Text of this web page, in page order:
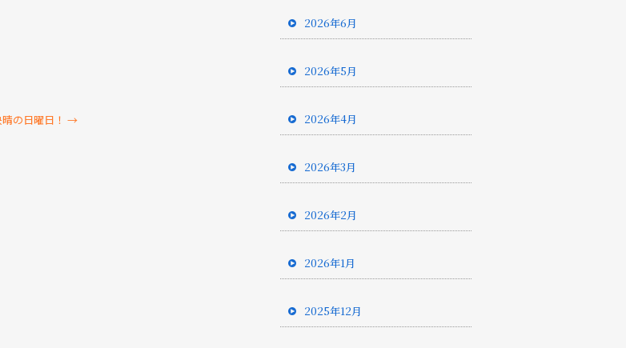
の日曜日！ →
2026年6月
2026年5月
2026年4月
2026年3月
2026年2月
2026年1月
2025年12月